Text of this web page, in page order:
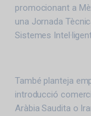
promocionant a
una Jornada
Sistemes
També planteja
introducció
Aràbia Saudita o